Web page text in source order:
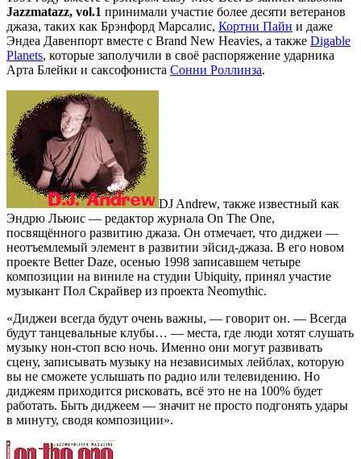
Jazzmatazz, vol.1 принимали участие более десяти ветеранов
джаза, таких как Брэнфорд Марсалис, Кортни Пайн и даже
Эндеа Давенпорт вместе с Brand New Heavies, а также Digable
Planets, которые заполучили в своё распоряжение ударника
Арта Блейки и саксофониста Сонни Роллинза.
DJ Andrew, также известный как
Эндрю Льюис — редактор журнала On The One,
посвящённого развитию джаза. Он отмечает, что диджеи —
неотъемлемый элемент в развитии эйсид-джаза. В его новом
проекте Better Daze, осенью 1998 записавшем четыре
композиции на виниле на студии Ubiquity, принял участие
музыкант Пол Скрайвер из проекта Neomythic.
«Диджеи всегда будут очень важны, — говорит он. — Всегда
будут танцевальные клубы… — места, где люди хотят слушать
музыку нон-стоп всю ночь. Именно они могут развивать
сцену, записывать музыку на независимых лейблах, которую
вы не сможете услышать по радио или телевидению. Но
диджеям приходится рисковать, всё это не на 100% будет
работать. Быть диджеем — значит не просто подгонять удары
в минуту, сводя композиции».